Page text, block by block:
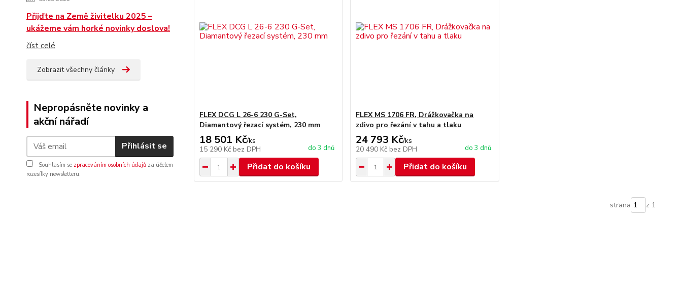
Přijďte na Země živitelku 2025 –
ukážeme vám horké novinky doslova!
číst celé
Zobrazit všechny články
Nepropásněte novinky a
akční nářadí
Přihlásit se
Souhlasím se zpracováním osobních údajů za účelem
rozesílky newsletteru.
FLEX DCG L 26-6 230 G-Set,
Diamantový řezací systém, 230 mm
18 501 Kč/ks
15 290 Kč bez DPH do 3 dnů
Přidat do košíku
FLEX MS 1706 FR, Drážkovačka na
zdivo pro řezání v tahu a tlaku
24 793 Kč/ks
20 490 Kč bez DPH do 3 dnů
Přidat do košíku
strana z 1